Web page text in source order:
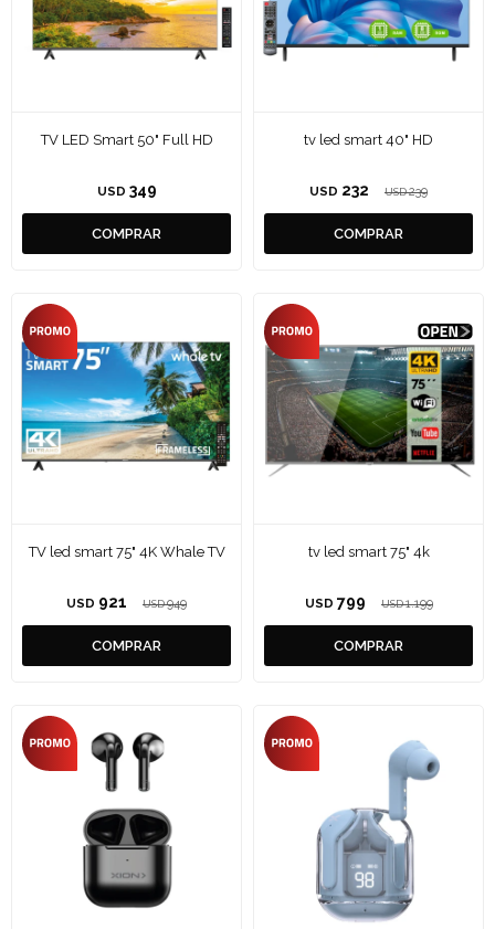
TV LED Smart 50" Full HD
USD 349
tv led smart 40" HD
USD 232 USD 239
TV led smart 75" 4K Whale TV
USD 921 USD 949
tv led smart 75" 4k
USD 799 USD 1.199